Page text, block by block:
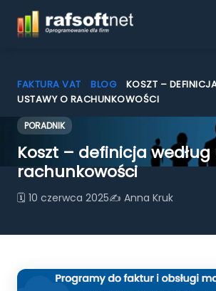
Programy do faktur
Pobierz
Cennik
FAKTURA VAT BLOG
KOSZT –
USTAWY O RACHUNKOWOŚCI
PORADNIK
Koszt – definicja
rachunkowości
🗓 10 czerwca 2025✍ Anna Kruk